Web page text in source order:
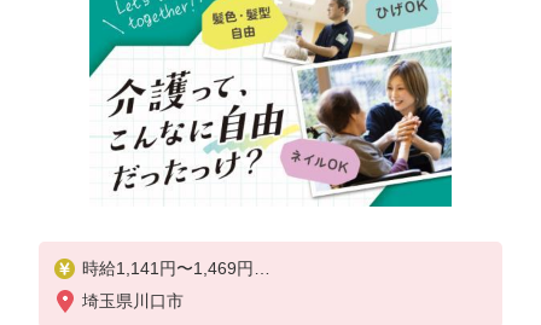
時給1,141円〜1,469円
★土日祝日は時給100円アップ！
埼玉県川口市